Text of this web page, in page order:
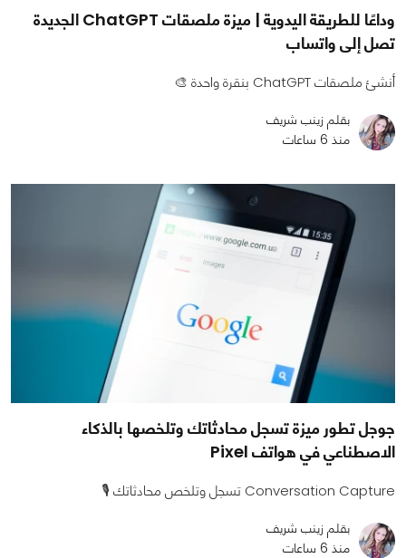
وداعًا للطريقة اليدوية | ميزة ملصقات ChatGPT الجديدة
تصل إلى واتساب
أنشئ ملصقات ChatGPT بنقرة واحدة 🎨
بقلم زينب شريف
منذ 6 ساعات
جوجل تطور ميزة تسجل محادثاتك وتلخصها بالذكاء
الاصطناعي في هواتف Pixel
Conversation Capture تسجل وتلخص محادثاتك 🎙️
بقلم زينب شريف
منذ 6 ساعات